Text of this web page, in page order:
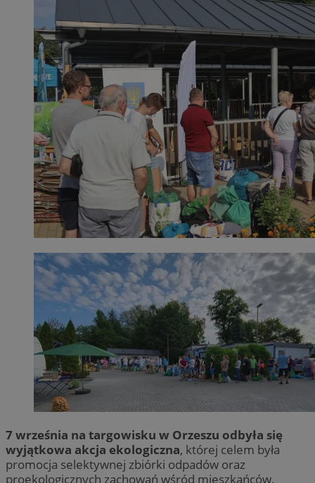
7 września na targowisku w Orzeszu odbyła się
wyjątkowa akcja ekologiczna, której celem była
promocja selektywnej zbiórki odpadów oraz
proekologicznych zachowań wśród mieszkańców.